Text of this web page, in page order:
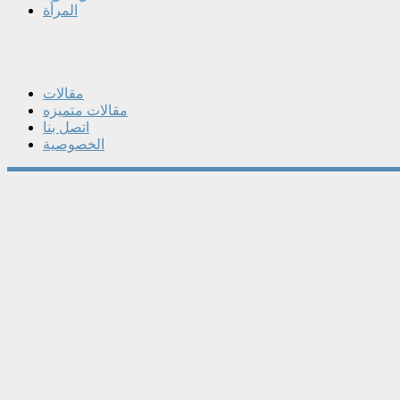
المرأة
مقالات
مقالات متميزه
اتصل بنا
الخصوصية